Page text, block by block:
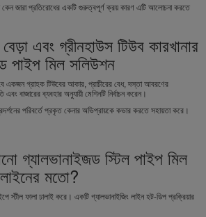
কেন জারা প্রতিরোধের একটি গুরুত্বপূর্ণ ক্রয় কারণ এটি আলোচনা করতে
এবং গ্রীনহাউস টিউব কারখানার
পাইপ মিল সলিউশন
একজন গ্রাহক টিউবের আকার, প্রাচীরের বেধ, দস্তা আবরণের
এবং বাজারের ব্যবহার অনুযায়ী মেশিনটি নির্বাচন করেন।
পরিবর্তে প্রকৃত কেনার অভিপ্রায়কে কভার করতে সহায়তা করে।
গ্যালভানাইজড স্টিল পাইপ মিল
মতো?
স্টীল ফালা ঢালাই করে। একটি গ্যালভানাইজিং লাইন হট-ডিপ প্রক্রিয়ার